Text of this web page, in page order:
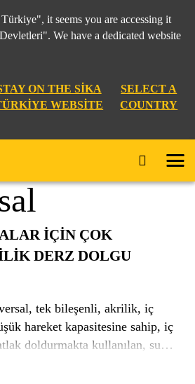
it seems you are accessing it
We have a dedicated website
ON THE SIKA
WEBSITE
SELECT A
COUNTRY
112
İÇİN ÇOK
DERZ DOLGU
tek bileşenli, akrilik, iç
hareket kapasitesine sahip, iç
doldurmakta kullanılan, su
çok iyi yapışır. Hareket